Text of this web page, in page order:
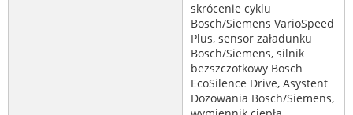
skrócenie cyklu
Bosch/Siemens VarioSpeed
Plus, sensor załadunku
Bosch/Siemens, silnik
bezszczotkowy Bosch
EcoSilence Drive, Asystent
Dozowania Bosch/Siemens,